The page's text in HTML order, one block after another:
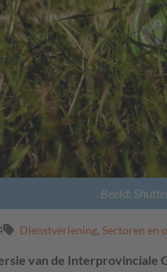
Beeld:
Dienstverlening, Sectoren en
van de Interprovinciale